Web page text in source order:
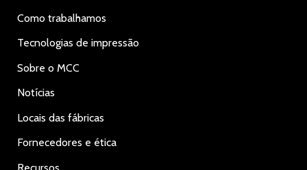
Como trabalhamos
Tecnologias de impressão
Sobre o MCC
Notícias
Locais das fábricas
Fornecedores e ética
Recursos